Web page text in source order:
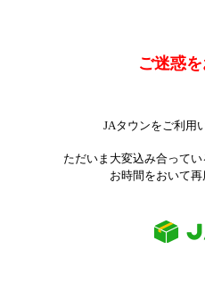
ご迷惑
JAタウンをご利用
ただいま大変込み合って
お時間をおいて